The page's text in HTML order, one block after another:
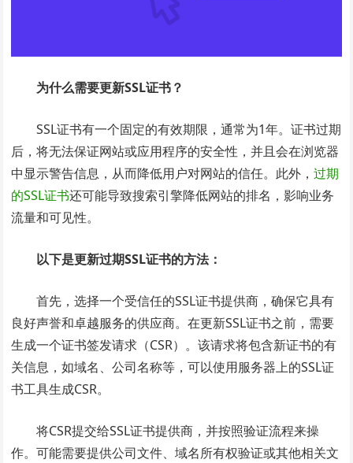
为什么需要更新SSL证书？
SSL证书有一个固定的有效期限，通常为1年。证书过期
后，将无法保证网站或应用程序的安全性，并且会在浏览器
中显示警告信息，从而降低用户对网站的信任。此外，过期
的SSL证书还可能导致搜索引擎降低网站的排名，影响业务
流量和可见性。
以下是更新过期SSL证书的方法：
首先，选择一个受信任的SSL证书提供商，确保它具有
良好声誉和卓越服务的供应商。在更新SSL证书之前，需要
生成一个证书签发请求（CSR）。该请求将包含新证书的有
关信息，如域名、公司名称等，可以使用服务器上的SSL证
书工具生成CSR。
将CSR提交给SSL证书提供商，并按照验证流程来操
作。可能需要提供公司文件、域名所有权验证或其他相关文